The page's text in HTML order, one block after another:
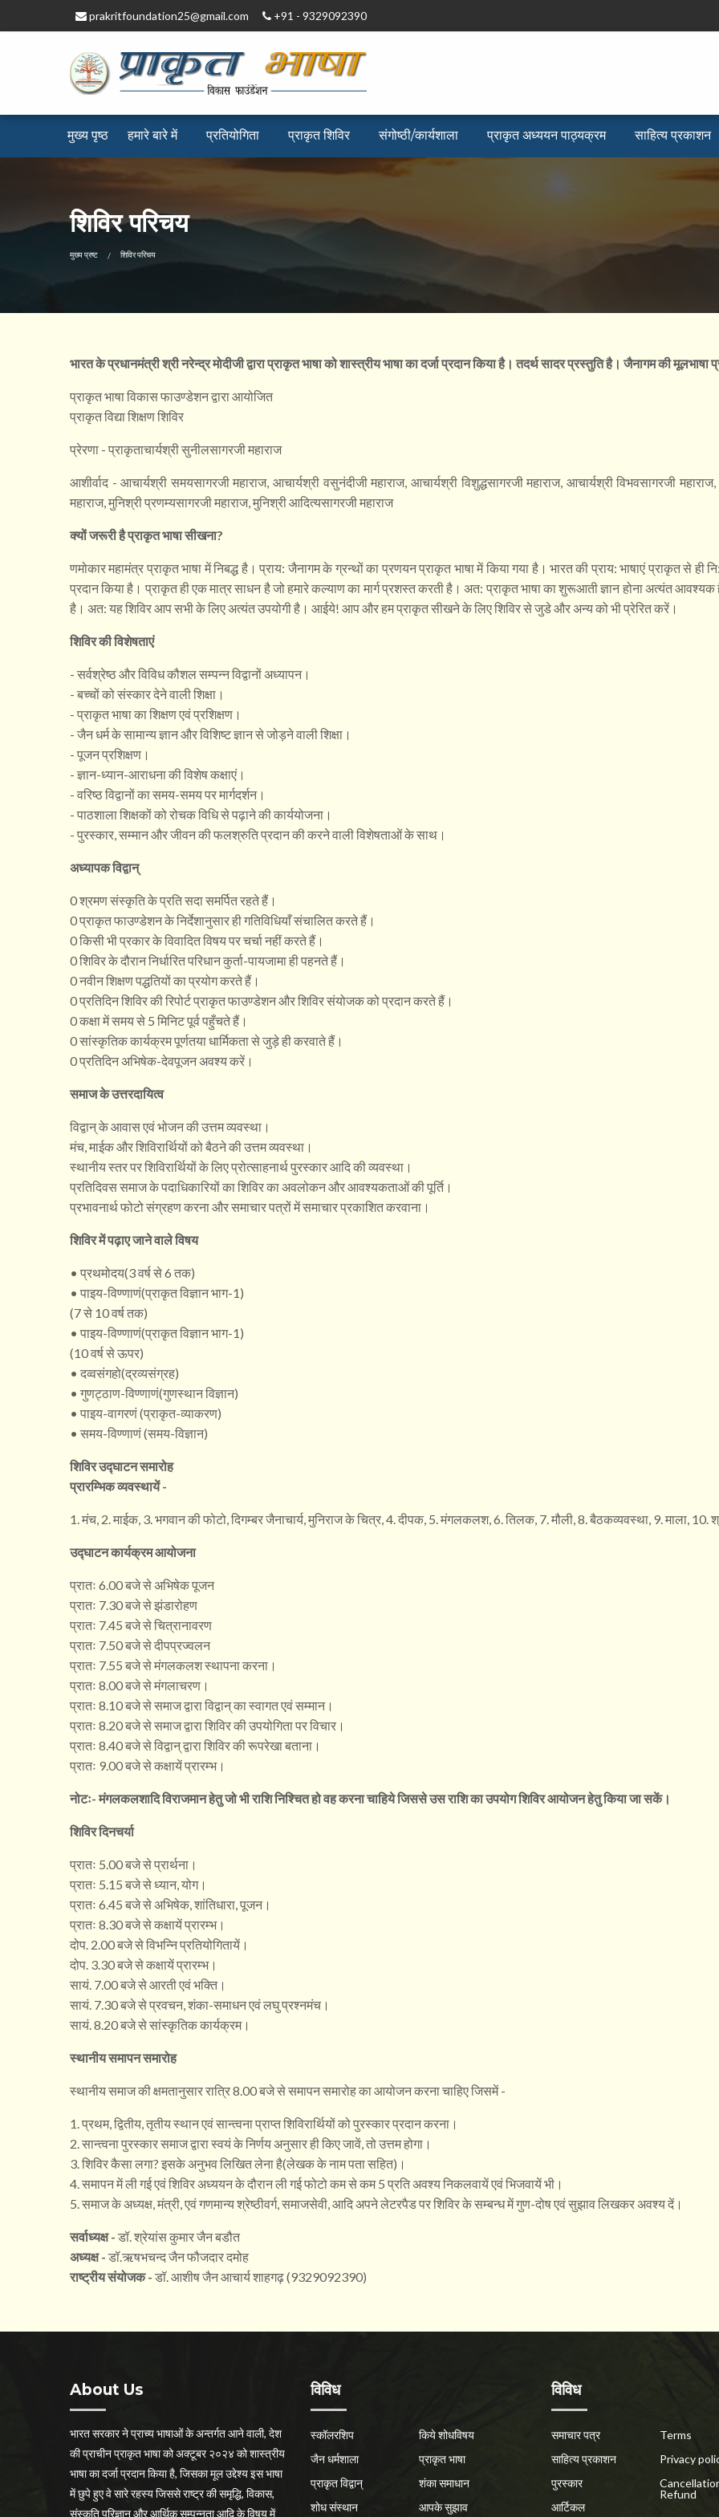
prakritfoundation25@gmail.com +91 - 9329092390
मुख्य पृष्ठ हमारे बारे में प्रतियोगिता प्राकृत ​शिविर संगोष्ठी/कार्यशाला प्राकृत अध्ययन पाठ्यक्रम साहित्य प्रकाशन
शिविर परिचय
मुख्य प्रष्ट CURRENT:
शिविर परिचय
भारत के प्रधानमंत्री श्री नरेन्द्र मोदीजी द्वारा प्राकृत भाषा को शास्त्रीय भाषा का दर्जा प्रदान किया है। तदर्थ सादर प्रस्तुति है। जैनागम की
प्राकृत भाषा विकास फाउण्डेशन द्वारा आयोजित
प्राकृत विद्या शिक्षण शिविर
प्रेरणा - प्राकृताचार्यश्री सुनीलसागरजी महाराज
आशीर्वाद - आचार्यश्री समयसागरजी महाराज, आचार्यश्री वसुनंदीजी महाराज, आचार्यश्री विशुद्धसागरजी महाराज, आचार्यश्री विभवसागरजी
महाराज, मुनिश्री प्रणम्यसागरजी महाराज, मुनिश्री आदित्यसागरजी महाराज
क्यों जरूरी है प्राकृत भाषा सीखना?
णमोकार महामंत्र प्राकृत भाषा में निबद्ध है। प्राय: जैनागम के ग्रन्थों का प्रणयन प्राकृत भाषा में किया गया है। भारत की प्राय: भाषाएं प्राकृत से ही
प्रदान किया है। प्राकृत ही एक मात्र साधन है जो हमारे कल्याण का मार्ग प्रशस्त करती है। अत: प्राकृत भाषा का शुरूआती ज्ञान होना अत्यंत
है। अत: यह शिविर आप सभी के लिए अत्यंत उपयोगी है। आईये! आप और हम प्राकृत सीखने के लिए शिविर से जुडे और अन्य को भी प्रेरित करें।
शिविर की विशेषताएं
- सर्वश्रेष्ठ और विविध कौशल सम्पन्न विद्वानों अध्यापन।
- बच्चों को संस्कार देने वाली शिक्षा।
- प्राकृत भाषा का शिक्षण एवं प्रशिक्षण।
- जैन धर्म के सामान्य ज्ञान और विशिष्ट ज्ञान से जोड़ने वाली शिक्षा।
- पूजन प्रशिक्षण।
- ज्ञान-ध्यान-आराधना की विशेष कक्षाएं।
- वरिष्ठ विद्वानों का समय-समय पर मार्गदर्शन।
- पाठशाला शिक्षकों को रोचक विधि से पढ़ाने की कार्ययोजना।
- पुरस्कार, सम्मान और जीवन की फलश्रुति प्रदान की करने वाली विशेषताओं के साथ।
अध्यापक विद्वान्
0 श्रमण संस्कृति के प्रति सदा समर्पित रहते हैं।
0 प्राकृत फाउण्डेशन के निर्देशानुसार ही गतिविधियाँ संचालित करते हैं।
0 किसी भी प्रकार के विवादित विषय पर चर्चा नहीं करते हैं।
0 शिविर के दौरान निर्धारित परिधान कुर्ता-पायजामा ही पहनते हैं।
0 नवीन शिक्षण पद्धतियों का प्रयोग करते हैं।
0 प्रतिदिन शिविर की रिपोर्ट प्राकृत फाउण्डेशन और शिविर संयोजक को प्रदान करते हैं।
0 कक्षा में समय से 5 मिनिट पूर्व पहुँचते हैं।
0 सांस्कृतिक कार्यक्रम पूर्णतया धार्मिकता से जुड़े ही करवाते हैं।
0 प्रतिदिन अभिषेक-देवपूजन अवश्य करें।
समाज के उत्तरदायित्व
विद्वान् के आवास एवं भोजन की उत्तम व्यवस्था।
मंच, माईक और शिविरार्थियों को बैठने की उत्तम व्यवस्था।
स्थानीय स्तर पर शिविरार्थियों के लिए प्रोत्साहनार्थ पुरस्कार आदि की व्यवस्था।
प्रतिदिवस समाज के पदाधिकारियों का शिविर का अवलोकन और आवश्यकताओं की पूर्ति।
प्रभावनार्थ फोटो संग्रहण करना और समाचार पत्रों में समाचार प्रकाशित करवाना।
शिविर में पढ़ाए जाने वाले विषय
• प्रथमोदय(3 वर्ष से 6 तक)
• पाइय-विण्णाणं(प्राकृत विज्ञान भाग-1)
(7 से 10 वर्ष तक)
• पाइय-विण्णाणं(प्राकृत विज्ञान भाग-1)
(10 वर्ष से ऊपर)
• दव्वसंगहो(द्रव्यसंग्रह)
• गुणट्ठाण-विण्णाणं(गुणस्थान विज्ञान)
• पाइय-वागरणं (प्राकृत-व्याकरण)
• समय-विण्णाणं (समय-विज्ञान)
शिविर उद्घाटन समारोह
प्रारम्भिक व्यवस्थायें -
1. मंच, 2. माईक, 3. भगवान की फोटो, दिगम्बर जैनाचार्य, मुनिराज के चित्र, 4. दीपक, 5. मंगलकलश, 6. तिलक, 7. मौली, 8. बैठकव्यवस्था, 9. माला, 10.
उद्घाटन कार्यक्रम आयोजना
प्रातः 6.00 बजे से अभिषेक पूजन
प्रातः 7.30 बजे से झंडारोहण
प्रातः 7.45 बजे से चित्रानावरण
प्रातः 7.50 बजे से दीपप्रज्वलन
प्रातः 7.55 बजे से मंगलकलश स्थापना करना।
प्रातः 8.00 बजे से मंगलाचरण।
प्रातः 8.10 बजे से समाज द्वारा विद्वान् का स्वागत एवं सम्मान।
प्रातः 8.20 बजे से समाज द्वारा शिविर की उपयोगिता पर विचार।
प्रातः 8.40 बजे से विद्वान् द्वारा शिविर की रूपरेखा बताना।
प्रातः 9.00 बजे से कक्षायें प्रारम्भ।
नोटः- मंगलकलशादि विराजमान हेतु जो भी राशि निश्चित हो वह करना चाहिये जिससे उस राशि का उपयोग शिविर आयोजन हेतु किया जा सकें।
शिविर दिनचर्या
प्रातः 5.00 बजे से प्रार्थना।
प्रातः 5.15 बजे से ध्यान, योग।
प्रातः 6.45 बजे से अभिषेक, शांतिधारा, पूजन।
प्रातः 8.30 बजे से कक्षायें प्रारम्भ।
दोप. 2.00 बजे से विभन्नि प्रतियोगितायें।
दोप. 3.30 बजे से कक्षायें प्रारम्भ।
सायं. 7.00 बजे से आरती एवं भक्ति।
सायं. 7.30 बजे से प्रवचन, शंका-समाधन एवं लघु प्रश्नमंच।
सायं. 8.20 बजे से सांस्कृतिक कार्यक्रम।
स्थानीय समापन समारोह
स्थानीय समाज की क्षमतानुसार रात्रि 8.00 बजे से समापन समारोह का आयोजन करना चाहिए जिसमें -
1. प्रथम, द्वितीय, तृतीय स्थान एवं सान्त्वना प्राप्त शिविरार्थियों को पुरस्कार प्रदान करना।
2. सान्त्वना पुरस्कार समाज द्वारा स्वयं के निर्णय अनुसार ही किए जावें, तो उत्तम होगा।
3. शिविर कैसा लगा? इसके अनुभव लिखित लेना है(लेखक के नाम पता सहित)।
4. समापन में ली गई एवं शिविर अध्ययन के दौरान ली गई फोटो कम से कम 5 प्रति अवश्य निकलवायें एवं भिजवायें भी।
5. समाज के अध्यक्ष, मंत्री, एवं गणमान्य श्रेष्ठीवर्ग, समाजसेवी, आदि अपने लेटरपैड पर शिविर के सम्बन्ध में गुण-दोष एवं सुझाव लिखकर अवश्य दें।
सर्वाध्यक्ष - डॉ. श्रेयांस कुमार जैन बडौत
अध्यक्ष - डॉ.ऋषभचन्द जैन फौजदार दमोह
राष्ट्रीय संयोजक - डॉ. आशीष जैन आचार्य शाहगढ़ (9329092390)
About Us
भारत सरकार ने प्राच्य भाषाओं के अन्तर्गत आने वाली, देश
की प्राचीन प्राकृत भाषा को अक्टूबर २०२४ को शास्त्रीय
भाषा का दर्जा प्रदान किया है, जिसका मूल उद्देश्य इस भाषा
में छुपे हुए वे सारे रहस्य जिससे राष्ट्र की समृद्धि, विकास,
संस्कृति परिज्ञान और आर्थिक सम्पन्नता आदि के विषय में
विविध
स्कॉलरशिप
जैन धर्मशाला
प्राकृत विद्वान्
शोध संस्थान
किये शोधविषय
प्राकृत भाषा
शंका समाधान
आपके सुझाव
विविध
समाचार पत्र
साहित्य प्रकाशन
पुरस्कार
आर्टिकल
Terms
Privacy
Refund